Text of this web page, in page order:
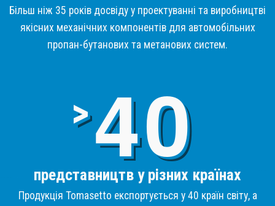
Більш ніж 35 років досвіду у проектуванні та виробництві
якісних механічних компонентів для автомобільних
пропан-бутанових та метанових систем.
>4
представництв у різних країнах
Продукція Tomasetto експортується у 40 країн світу, а